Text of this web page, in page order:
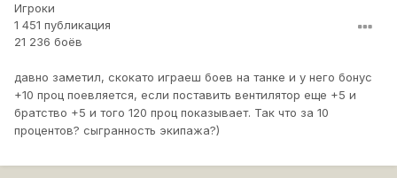
Игроки
1 451 публикация
21 236 боёв
давно заметил, скокато играеш боев на танке и у него бонус
+10 проц поевляется, если поставить вентилятор еще +5 и
братство +5 и того 120 проц показывает. Так что за 10
процентов? сыгранность экипажа?)